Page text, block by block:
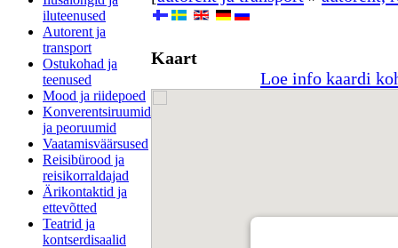
iluteenused
Autorent ja
transport
Ostukohad ja
teenused
Mood ja riidepoed
Konverentsiruumid
ja peoruumid
Vaatamisväärsused
Reisibürood ja
reisikorraldajad
Ärikontaktid ja
ettevõtted
Teatrid ja
kontserdisaalid
Kaart
Loe info kaardi